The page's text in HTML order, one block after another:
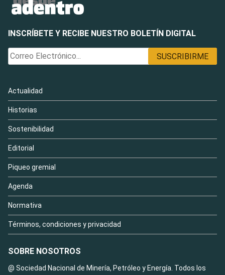
INSCRÍBETE Y RECIBE NUESTRO BOLETÍN DIGITAL
Actualidad
Historias
Sostenibilidad
Editorial
Piqueo gremial
Agenda
Normativa
Términos, condiciones y privacidad
SOBRE NOSOTROS
@ Sociedad Nacional de Minería, Petróleo y Energía. Todos los